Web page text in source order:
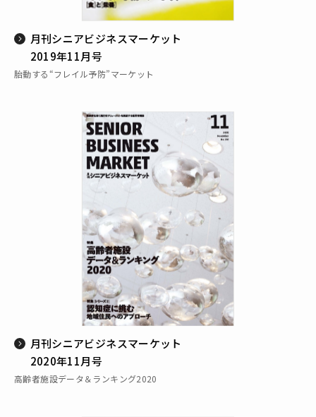
月刊シニアビジネスマーケット
2019年11月号
胎動する“フレイル予防”マーケット
月刊シニアビジネスマーケット
2020年11月号
高齢者施設データ＆ランキング2020